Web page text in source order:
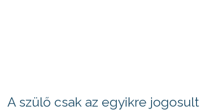
A szülő csak az egyikre jogosult